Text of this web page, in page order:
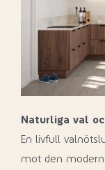
Naturliga val
En livfull
mot den